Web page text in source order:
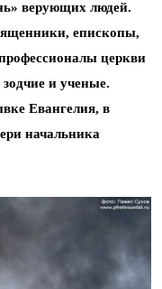
верующих людей.
епископы,
церкви
и ученые.
Евангелия, в
начальника